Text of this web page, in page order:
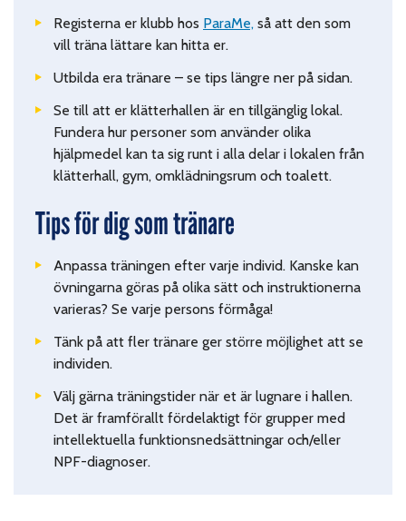
Registerna er klubb hos ParaMe, så att den som
vill träna lättare kan hitta er.
Utbilda era tränare – se tips längre ner på sidan.
Se till att er klätterhallen är en tillgänglig lokal.
Fundera hur personer som använder olika
hjälpmedel kan ta sig runt i alla delar i lokalen från
klätterhall, gym, omklädningsrum och toalett.
Tips för dig som tränare
Anpassa träningen efter varje individ. Kanske kan
övningarna göras på olika sätt och instruktionerna
varieras? Se varje persons förmåga!
Tänk på att fler tränare ger större möjlighet att se
individen.
Välj gärna träningstider när et är lugnare i hallen.
Det är framförallt fördelaktigt för grupper med
intellektuella funktionsnedsättningar och/eller
NPF-diagnoser.